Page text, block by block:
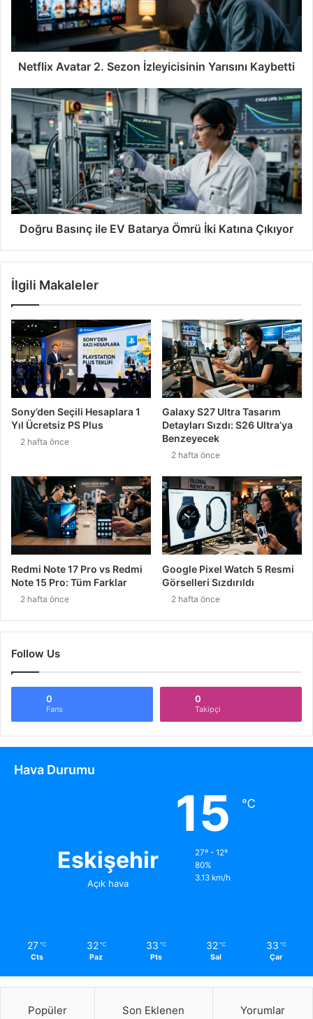
Netflix Avatar 2. Sezon İzleyicisinin Yarısını Kaybetti
Doğru Basınç ile EV Batarya Ömrü İki Katına Çıkıyor
İlgili Makaleler
Sony’den Seçili Hesaplara 1
Yıl Ücretsiz PS Plus
2 hafta önce
Galaxy S27 Ultra Tasarım
Detayları Sızdı: S26 Ultra’ya
Benzeyecek
2 hafta önce
Redmi Note 17 Pro vs Redmi
Note 15 Pro: Tüm Farklar
2 hafta önce
Google Pixel Watch 5 Resmi
Görselleri Sızdırıldı
2 hafta önce
Follow Us
0
Fans
0
Takipçi
Hava Durumu
Eskişehir
Açık hava
15 ℃
27º - 12º
80%
3.13 km/h
27 ℃
Cts
32 ℃
Paz
33 ℃
Pts
32 ℃
Sal
33 ℃
Çar
Popüler Son Eklenen Yorumlar